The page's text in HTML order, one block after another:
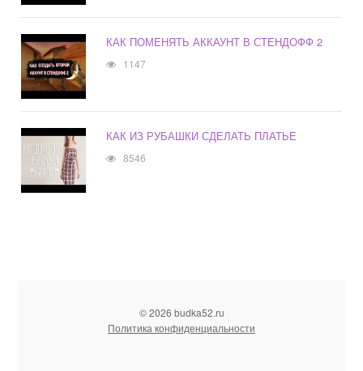
КАК ПОМЕНЯТЬ АККАУНТ В СТЕНДОФФ 2
1147
КАК ИЗ РУБАШКИ СДЕЛАТЬ ПЛАТЬЕ
8546
© 2026 budka52.ru
Политика конфиденциальности